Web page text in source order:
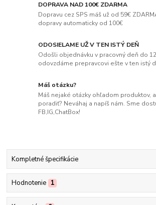
DOPRAVA NAD 100€ ZDARMA
Dopravu cez SPS máš už od 59€
dopravy automaticky od 100€
ODOSIELAME UŽ V TEN ISTÝ DEŇ
Odošli objednávku v pracovný deň do
odovzdáme prepravcovi ešte v ten istý
Máš otázku?
Máš nejaké otázky ohľadom produktov,
poradiť? Neváhaj a napíš nám. Sme
FB,IG,ChatBox!
Kompletné špecifikácie
Hodnotenie 1